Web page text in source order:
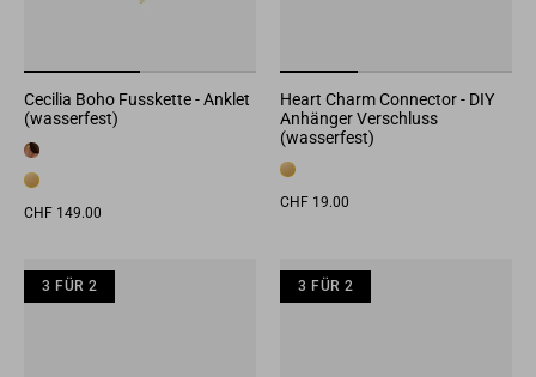
Cecilia Boho Fusskette - Anklet
(wasserfest)
CHF 149.00
Heart Charm Connector - DIY
Anhänger Verschluss
(wasserfest)
CHF 19.00
3 FÜR 2
3 FÜR 2 3 FÜR 2
3 FÜR 2
3 FÜR 2